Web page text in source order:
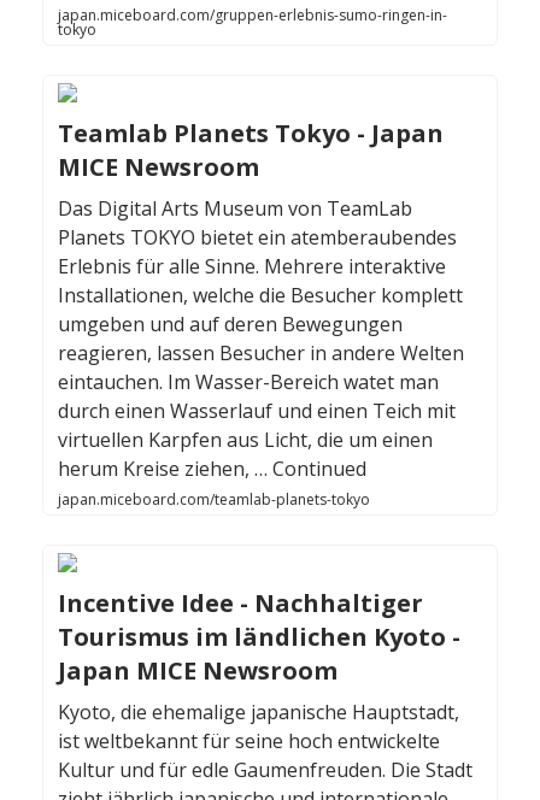
japan.miceboard.com/gruppen-erlebnis-sumo-ringen-in-
tokyo
Teamlab Planets Tokyo - Japan
MICE Newsroom
Das Digital Arts Museum von TeamLab
Planets TOKYO bietet ein atemberaubendes
Erlebnis für alle Sinne. Mehrere interaktive
Installationen, welche die Besucher komplett
umgeben und auf deren Bewegungen
reagieren, lassen Besucher in andere Welten
eintauchen. Im Wasser-Bereich watet man
durch einen Wasserlauf und einen Teich mit
virtuellen Karpfen aus Licht, die um einen
herum Kreise ziehen, … Continued
japan.miceboard.com/teamlab-planets-tokyo
Incentive Idee - Nachhaltiger
Tourismus im ländlichen Kyoto -
Japan MICE Newsroom
Kyoto, die ehemalige japanische Hauptstadt,
ist weltbekannt für seine hoch entwickelte
Kultur und für edle Gaumenfreuden. Die Stadt